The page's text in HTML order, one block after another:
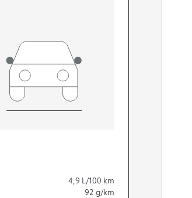
4,9 L/100 km
92 g/km